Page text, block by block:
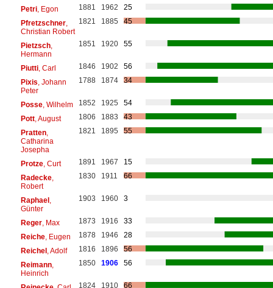
Petri, Egon 1881 1962
25
Pfretzschner,
Christian Robert
1821 1885 45
Pietzsch,
Hermann
1851 1920 55
Piutti, Carl 1846 1902
56
Pixis , Johann
Peter
1788 1874 34
Posse, Wilhelm 1852 1925
54
Pott, August 1806 1883
43
Pratten,
Catharina
Josepha
1821 1895 55
Protze, Curt 1891 1967
15
Radecke,
Robert
1830 1911 66
Raphael,
Günter
1903 1960 3
Reger, Max 1873 1916
33
Reiche, Eugen 1878 1946
28
Reichel, Adolf 1816 1896
56
Reimann,
Heinrich
1850 1906 56
1824 1910
66